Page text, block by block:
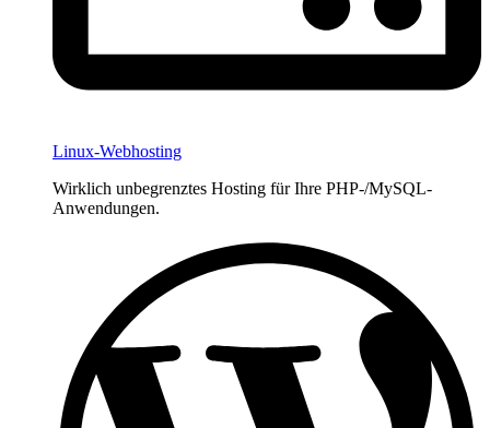
Linux-Webhosting
Wirklich unbegrenztes Hosting für Ihre PHP-/MySQL-
Anwendungen.